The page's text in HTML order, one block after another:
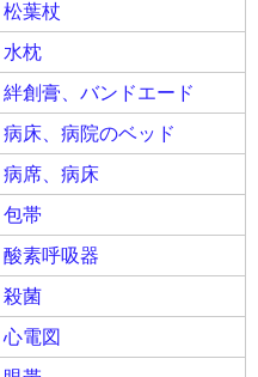
松葉杖
水枕
絆創膏、バンドエード
病床、病院のベッド
病席、病床
包帯
酸素呼吸器
殺菌
心電図